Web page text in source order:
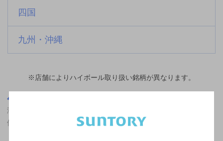
四国
九州・沖縄
※店舗によりハイボール取り扱い銘柄が異なります。
淡路駅(大阪府)周辺500m,食べ放題あり,2,000円以上～3,000円未満,
個室あり/飲み放題ありの神泡達人店